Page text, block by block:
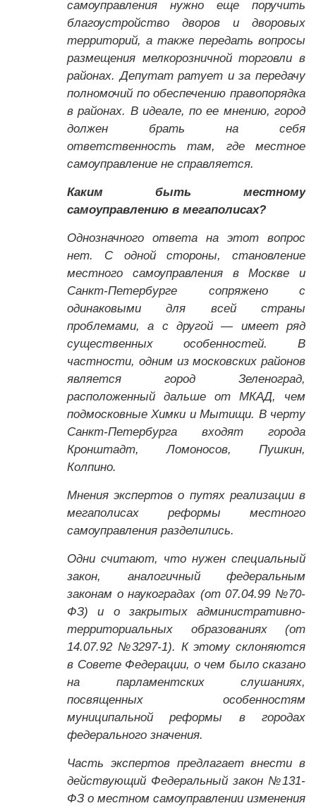
самоуправления нужно еще поручить
благоустройство дворов и дворовых
территорий, а также передать вопросы
размещения мелкорозничной торговли в
районах. Депутат ратует и за передачу
полномочий по обеспечению правопорядка
в районах. В идеале, по ее мнению, город
должен брать на себя
ответственность там, где местное
самоуправление не справляется.
Каким быть местному
самоуправлению в мегаполисах?
Однозначного ответа на этот вопрос
нет. С одной стороны, становление
местного самоуправления в Москве и
Санкт-Петербурге сопряжено с
одинаковыми для всей страны
проблемами, а с другой — имеет ряд
существенных особенностей. В
частности, одним из московских районов
является город Зеленоград,
расположенный дальше от МКАД, чем
подмосковные Химки и Мытищи. В черту
Санкт-Петербурга входят города
Кронштадт, Ломоносов, Пушкин,
Колпино.
Мнения экспертов о путях реализации в
мегаполисах реформы местного
самоуправления разделились.
Одни считают, что нужен специальный
закон, аналогичный федеральным
законам о наукоградах (от 07.04.99 №70-
ФЗ) и о закрытых административно-
территориальных образованиях (от
14.07.92 №3297-1). К этому склоняются
в Совете Федерации, о чем было сказано
на парламентских слушаниях,
посвященных особенностям
муниципальной реформы в городах
федерального значения.
Часть экспертов предлагает внести в
действующий Федеральный закон №131-
ФЗ о местном самоуправлении изменения